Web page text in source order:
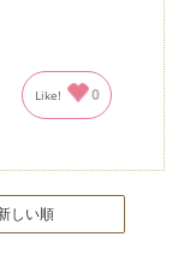
さい。
Like! 0
しい順